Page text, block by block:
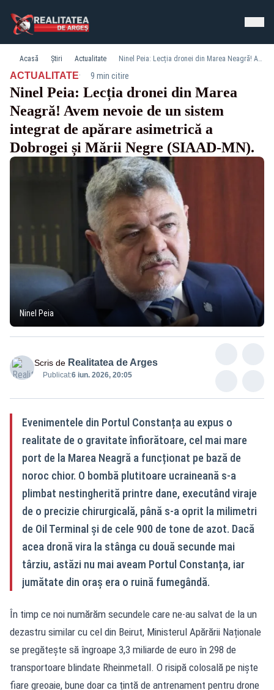
Acasă Știri Actualitate Ninel Peia: Lecția dronei din Marea Neagră! Avem nevoie de un sistem integrat de apărare asimetrică a Dobrogei și Mării Negre (SIAAD-MN).
ACTUALITATE· 9 min citire
Ninel Peia: Lecția dronei din Marea
Neagră! Avem nevoie de un sistem
integrat de apărare asimetrică a
Dobrogei și Mării Negre (SIAAD-MN).
Ninel Peia
Scris de Realitatea de Arges
Publicat:6 iun. 2026, 20:05
Evenimentele din Portul Constanța au expus o
realitate de o gravitate înfiorătoare, cel mai mare
port de la Marea Neagră a funcționat pe bază de
noroc chior. O bombă plutitoare ucraineană s-a
plimbat nestingherită printre dane, executând viraje
de o precizie chirurgicală, până s-a oprit la milimetri
de Oil Terminal și de cele 900 de tone de azot. Dacă
acea dronă vira la stânga cu două secunde mai
târziu, astăzi nu mai aveam Portul Constanța, iar
jumătate din oraș era o ruină fumegândă.
În timp ce noi numărăm secundele care ne-au salvat de la un
dezastru similar cu cel din Beirut, Ministerul Apărării Naționale
se pregătește să îngroape 3,3 miliarde de euro în 298 de
transportoare blindate Rheinmetall. O risipă colosală pe niște
fiare greoaie, bune doar ca țintă de antrenament pentru drone